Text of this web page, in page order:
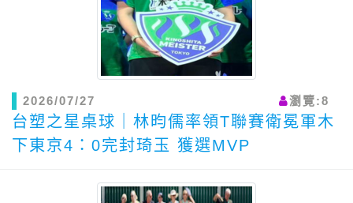
2026/07/27 瀏覽:8
台塑之星桌球｜林昀儒率領T聯賽衛冕軍木
下東京4：0完封琦玉 獲選MVP